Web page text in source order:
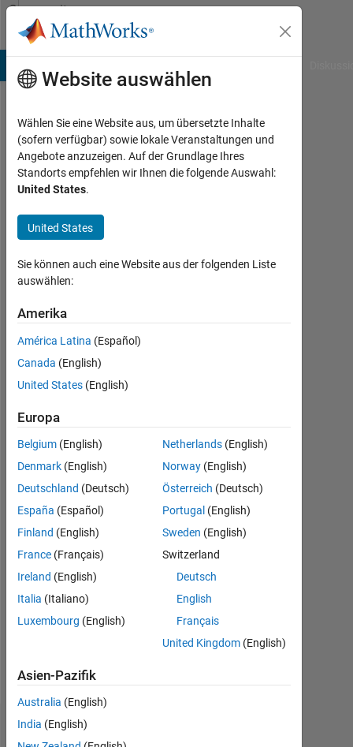
Weiter zum Inhalt
Community
Profile
Thomas
Koelen
Océ
Technologies
Last
seen:
mehr
ein
Jahr
vor
|
seit
Followers:
Following:
0
Follow
Nachricht
Image
quality
Océ
Technologies
Studied
Applied
Physics
Mehr
Dashboard
Website auswählen
Wählen Sie eine Website aus, um übersetzte Inhalte
(sofern verfügbar) sowie lokale Veranstaltungen und
Angebote anzuzeigen. Auf der Grundlage Ihres
Standorts empfehlen wir Ihnen die folgende Auswahl:
United States.
United States
Sie können auch eine Website aus der folgenden Liste
auswählen:
Amerika
América Latina (Español)
Canada (English)
United States (English)
Europa
Belgium (English)
Denmark (English)
Deutschland (Deutsch)
España (Español)
Finland (English)
France (Français)
Ireland (English)
Italia (Italiano)
Luxembourg (English)
Netherlands (English)
Norway (English)
Österreich (Deutsch)
Portugal (English)
Sweden (English)
Switzerland
Deutsch
English
Français
United Kingdom (English)
Asien-Pazifik
Australia (English)
India (English)